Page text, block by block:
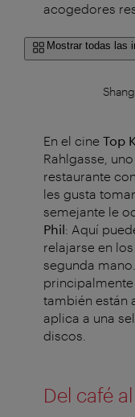
acogedores
Mostrar todas las
En el cine Top
Rahlgasse,
restaurante
les gusta
semejante le
Phil: Aquí
relajarse en
segunda
también están
aplica a una
discos.
Del café